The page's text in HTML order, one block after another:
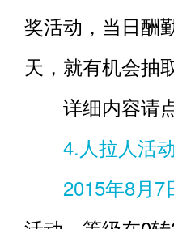
奖活动，当日酬
天，就有机会抽
详细内容请
4.人拉人活
2015年8月7